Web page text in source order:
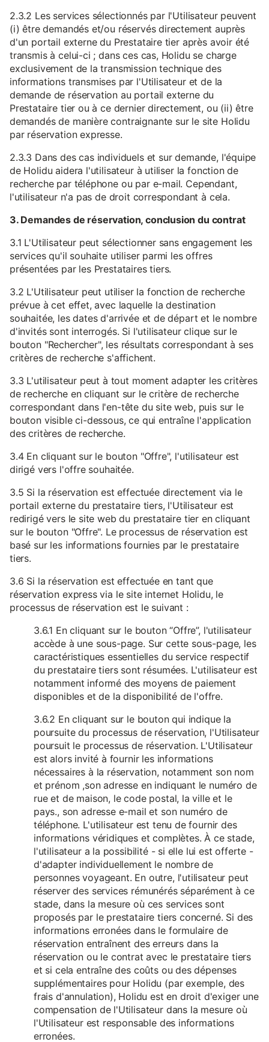
2.3.2 Les services sélectionnés par l'Utilisateur peuvent
(i) être demandés et/ou réservés directement auprès
d'un portail externe du Prestataire tier après avoir été
transmis à celui-ci ; dans ces cas, Holidu se charge
exclusivement de la transmission technique des
informations transmises par l'Utilisateur et de la
demande de réservation au portail externe du
Prestataire tier ou à ce dernier directement, ou (ii) être
demandés de manière contraignante sur le site Holidu
par réservation expresse.
2.3.3 Dans des cas individuels et sur demande, l'équipe
de Holidu aidera l'utilisateur à utiliser la fonction de
recherche par téléphone ou par e-mail. Cependant,
l'utilisateur n'a pas de droit correspondant à cela.
3. Demandes de réservation, conclusion du contrat
3.1 L'Utilisateur peut sélectionner sans engagement les
services qu'il souhaite utiliser parmi les offres
présentées par les Prestataires tiers.
3.2 L'Utilisateur peut utiliser la fonction de recherche
prévue à cet effet, avec laquelle la destination
souhaitée, les dates d'arrivée et de départ et le nombre
d'invités sont interrogés. Si l'utilisateur clique sur le
bouton "Rechercher", les résultats correspondant à ses
critères de recherche s'affichent.
3.3 L'utilisateur peut à tout moment adapter les critères
de recherche en cliquant sur le critère de recherche
correspondant dans l'en-tête du site web, puis sur le
bouton visible ci-dessous, ce qui entraîne l'application
des critères de recherche.
3.4 En cliquant sur le bouton "Offre", l'utilisateur est
dirigé vers l'offre souhaitée.
3.5 Si la réservation est effectuée directement via le
portail externe du prestataire tiers, l'Utilisateur est
redirigé vers le site web du prestataire tier en cliquant
sur le bouton "Offre". Le processus de réservation est
basé sur les informations fournies par le prestataire
tiers.
3.6 Si la réservation est effectuée en tant que
réservation express via le site internet Holidu, le
processus de réservation est le suivant :
3.6.1 En cliquant sur le bouton “Offre”, l'utilisateur
accède à une sous-page. Sur cette sous-page, les
caractéristiques essentielles du service respectif
du prestataire tiers sont résumées. L'utilisateur est
notamment informé des moyens de paiement
disponibles et de la disponibilité de l'offre.
3.6.2 En cliquant sur le bouton qui indique la
poursuite du processus de réservation, l'Utilisateur
poursuit le processus de réservation. L'Utilisateur
est alors invité à fournir les informations
nécessaires à la réservation, notamment son nom
et prénom ,son adresse en indiquant le numéro de
rue et de maison, le code postal, la ville et le
pays., son adresse e-mail et son numéro de
téléphone. L'utilisateur est tenu de fournir des
informations véridiques et complètes. À ce stade,
l'utilisateur a la possibilité - si elle lui est offerte -
d'adapter individuellement le nombre de
personnes voyageant. En outre, l'utilisateur peut
réserver des services rémunérés séparément à ce
stade, dans la mesure où ces services sont
proposés par le prestataire tiers concerné. Si des
informations erronées dans le formulaire de
réservation entraînent des erreurs dans la
réservation ou le contrat avec le prestataire tiers
et si cela entraîne des coûts ou des dépenses
supplémentaires pour Holidu (par exemple, des
frais d'annulation), Holidu est en droit d'exiger une
compensation de l'Utilisateur dans la mesure où
l'Utilisateur est responsable des informations
erronées.